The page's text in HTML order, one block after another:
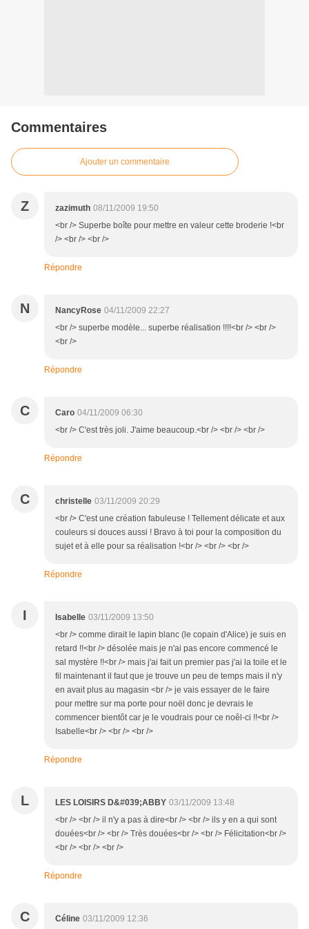
Commentaires
Ajouter un commentaire
Z zazimuth 08/11/2009 19:50
<br /> Superbe boîte pour mettre en valeur cette broderie !<br
/> <br /> <br />
Répondre
N NancyRose 04/11/2009 22:27
<br /> superbe modèle... superbe réalisation !!!!<br /> <br />
<br />
Répondre
C Caro 04/11/2009 06:30
<br /> C'est très joli. J'aime beaucoup.<br /> <br /> <br />
Répondre
C christelle 03/11/2009 20:29
<br /> C'est une création fabuleuse ! Tellement délicate et aux
couleurs si douces aussi ! Bravo à toi pour la composition du
sujet et à elle pour sa réalisation !<br /> <br /> <br />
Répondre
I Isabelle 03/11/2009 13:50
<br /> comme dirait le lapin blanc (le copain d'Alice) je suis en
retard !!<br /> désolée mais je n'ai pas encore commencé le
sal mystère !!<br /> mais j'ai fait un premier pas j'ai la toile et le
fil maintenant il faut que je trouve un peu de temps mais il n'y
en avait plus au magasin <br /> je vais essayer de le faire
pour mettre sur ma porte pour noël donc je devrais le
commencer bientôt car je le voudrais pour ce noêl-ci !!<br />
Isabelle<br /> <br /> <br />
Répondre
L LES LOISIRS D&#039;ABBY 03/11/2009 13:48
<br /> <br /> il n'y a pas à dire<br /> <br /> ils y en a qui sont
douées<br /> <br /> Très douées<br /> <br /> Félicitation<br />
<br /> <br /> <br />
Répondre
C Céline 03/11/2009 12:36